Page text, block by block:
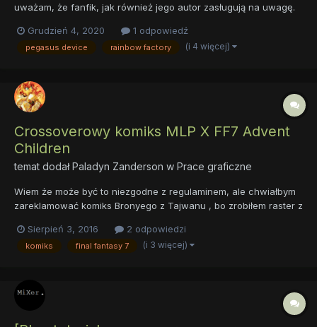
uważam, że fanfik, jak również jego autor zasługują na uwagę.
pierwszy rozdział kontynuacji cudownego Pegasus Device,
dodając do tytułu Reckoning (Rozliczenie). Mając wcześnie...
Grudzień 4, 2020 1 odpowiedź
pegasus device rainbow factory (i 4 więcej)
Crossoverowy komiks MLP X FF7 Advent
Children
temat dodałPaladyn Zanderson w Prace graficzne
Wiem że może być to niezgodne z regulaminem, ale chwiałbym
zareklamować komiks Bronyego z Tajwanu , bo zrobiłem raster z
prośbą rozreklamowania komiksu swojego autorstwa. Komiks nie
jest tak do końca Crossoverem, można go uznać za AU, w kt...
Sierpień 3, 2016 2 odpowiedzi
komiks final fantasy 7 (i 3 więcej)